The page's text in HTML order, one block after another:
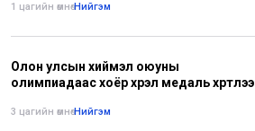
1 цагийн өмнө•Нийгэм
Олон улсын хиймэл оюуны
олимпиадаас хоёр хүрэл медаль хүртлээ
3 цагийн өмнө•Нийгэм